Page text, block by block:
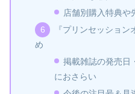
店舗別購入特典や
『プリンセッショ
め
掲載雑誌の発売日
におさらい